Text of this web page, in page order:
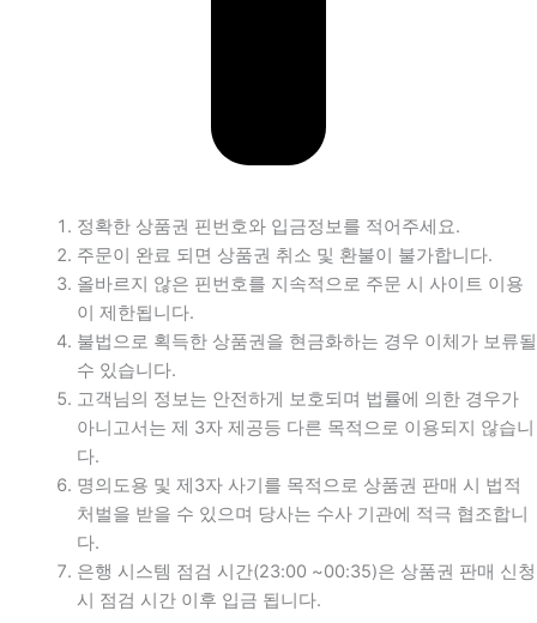
정확한 상품권 핀번호와 입금정보를 적어주세요.
주문이 완료 되면 상품권 취소 및 환불이 불가합니다.
올바르지 않은 핀번호를 지속적으로 주문 시 사이트 이용
이 제한됩니다.
불법으로 획득한 상품권을 현금화하는 경우 이체가 보류될
수 있습니다.
고객님의 정보는 안전하게 보호되며 법률에 의한 경우가
아니고서는 제 3자 제공등 다른 목적으로 이용되지 않습니
다.
명의도용 및 제3자 사기를 목적으로 상품권 판매 시 법적
처벌을 받을 수 있으며 당사는 수사 기관에 적극 협조합니
다.
은행 시스템 점검 시간(23:00 ~00:35)은 상품권 판매 신청
시 점검 시간 이후 입금 됩니다.